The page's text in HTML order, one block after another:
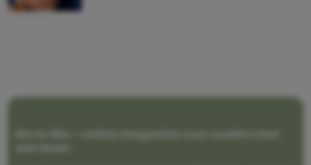
Me to We – online magazine voor ouders met